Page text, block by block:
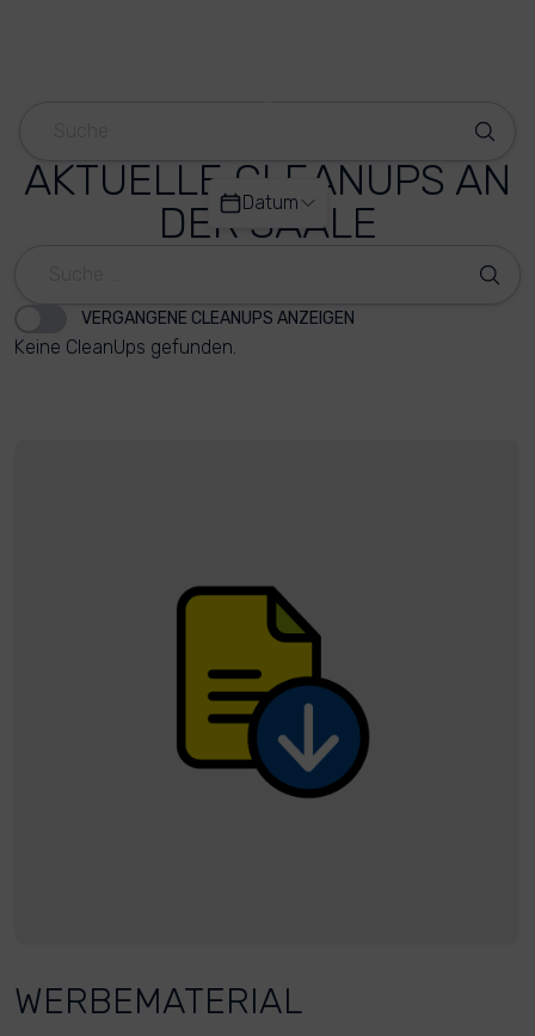
Datum
AKTUELLE CLEANUPS AN
DER SAALE
VERGANGENE CLEANUPS ANZEIGEN
Keine CleanUps gefunden.
WERBEMATERIAL